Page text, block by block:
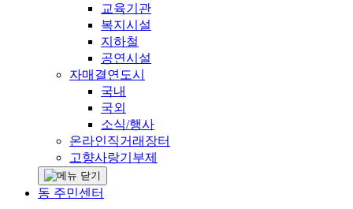
교육기관
복지시설
지하철
공연시설
자매결연도시
국내
국외
소식/행사
온라인직거래장터
고향사랑기부제
동 주민센터